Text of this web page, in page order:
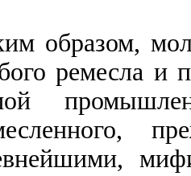
образом,
ремесла и